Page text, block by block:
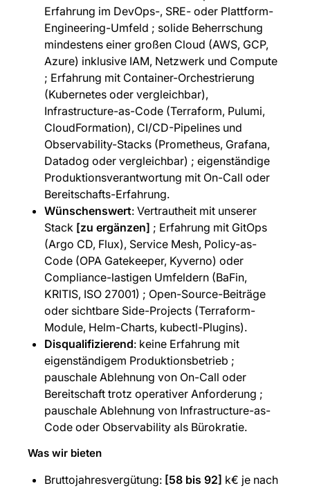
Erfahrung im DevOps-, SRE- oder Plattform-
Engineering-Umfeld ; solide Beherrschung
mindestens einer großen Cloud (AWS, GCP,
Azure) inklusive IAM, Netzwerk und Compute
; Erfahrung mit Container-Orchestrierung
(Kubernetes oder vergleichbar),
Infrastructure-as-Code (Terraform, Pulumi,
CloudFormation), CI/CD-Pipelines und
Observability-Stacks (Prometheus, Grafana,
Datadog oder vergleichbar) ; eigenständige
Produktionsverantwortung mit On-Call oder
Bereitschafts-Erfahrung.
Wünschenswert: Vertrautheit mit unserer
Stack [zu ergänzen] ; Erfahrung mit GitOps
(Argo CD, Flux), Service Mesh, Policy-as-
Code (OPA Gatekeeper, Kyverno) oder
Compliance-lastigen Umfeldern (BaFin,
KRITIS, ISO 27001) ; Open-Source-Beiträge
oder sichtbare Side-Projects (Terraform-
Module, Helm-Charts, kubectl-Plugins).
Disqualifizierend: keine Erfahrung mit
eigenständigem Produktionsbetrieb ;
pauschale Ablehnung von On-Call oder
Bereitschaft trotz operativer Anforderung ;
pauschale Ablehnung von Infrastructure-as-
Code oder Observability als Bürokratie.
Was wir bieten
Bruttojahresvergütung: [58 bis 92] k€ je nach